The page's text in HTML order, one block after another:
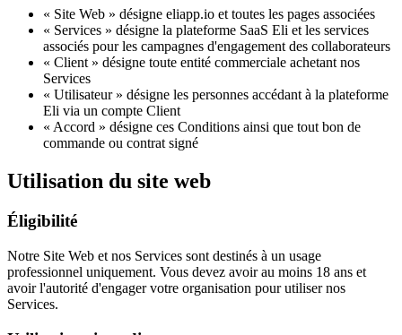
« Site Web » désigne eliapp.io et toutes les pages associées
« Services » désigne la plateforme SaaS Eli et les services
associés pour les campagnes d'engagement des collaborateurs
« Client » désigne toute entité commerciale achetant nos
Services
« Utilisateur » désigne les personnes accédant à la plateforme
Eli via un compte Client
« Accord » désigne ces Conditions ainsi que tout bon de
commande ou contrat signé
Utilisation du site web
Éligibilité
Notre Site Web et nos Services sont destinés à un usage
professionnel uniquement. Vous devez avoir au moins 18 ans et
avoir l'autorité d'engager votre organisation pour utiliser nos
Services.